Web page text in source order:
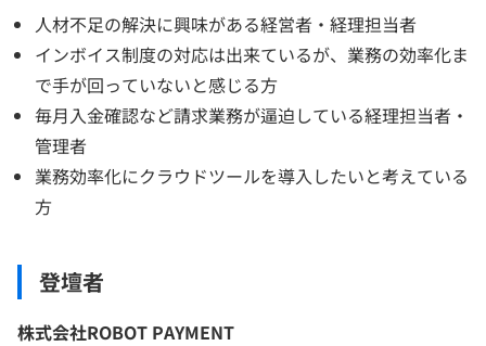
人材不足の解決に興味がある経営者・経理担当者
インボイス制度の対応は出来ているが、業務の効率化ま
で手が回っていないと感じる方
毎月入金確認など請求業務が逼迫している経理担当者・
管理者
業務効率化にクラウドツールを導入したいと考えている
方
登壇者
株式会社ROBOT PAYMENT